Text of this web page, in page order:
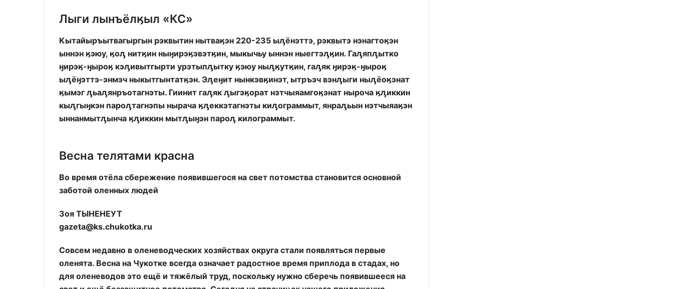
Лыги лынъёлӄыл «КС»
Кытайыръытвагыргын рэквытин нытваӄэн 220-235 ыԓёнэттэ, рэквытэ нэнагтоӄэн
ыннэн ӄэюу, ӄоԓ нитӄин ныӈирэӄэвэтӄин, мыкычьу ыннэн ныегтэԓӄин. Гаԓяпԓытко
ӈирэӄ-ӈыроӄ кэԓивытгырти урэтыпԓытку ӄэюу ныԓӄутӄин, гаԓяк ӈирэӄ-ӈыроӄ
ыԓёӈэттэ-энмэч ныкытгынтатӄэн. Эԓеӈит нынкэвӄинэт, ытръэч вэнԓыги ныԓёоӄэнат
ӄымэг ԓьаԓянръотагнэты. Гиинит гаԓяк ԓыгэӄорат нэтчыяамгоӄэнат ныроча ӄԓиккин
кыԓгыӈкэн пароԓтагнэпы нырача ӄԓеккэтагнэты киԓограммыт, янраԓьын нэтчыяаӄэн
ыннанмытԓынча ӄԓиккин мытԓыӈэн пароԓ килограммыт.
Весна телятами красна
Во время отёла сбережение появившегося на свет потомства становится основной
заботой оленных людей
Зоя ТЫНЕНЕУТ
gazeta@ks.chukotka.ru
Совсем недавно в оленеводческих хозяйствах округа стали появляться первые
оленята. Весна на Чукотке всегда означает радостное время приплода в стадах, но
для оленеводов это ещё и тяжёлый труд, поскольку нужно сберечь появившееся на